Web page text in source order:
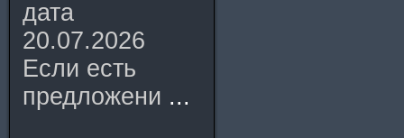
дата
20.07.2026
Если есть
предложени ...